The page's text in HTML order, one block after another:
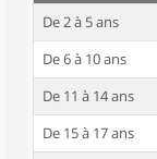
De 2 à 5 ans
De 6 à 10 ans
De 11 à 14 ans
De 15 à 17 ans